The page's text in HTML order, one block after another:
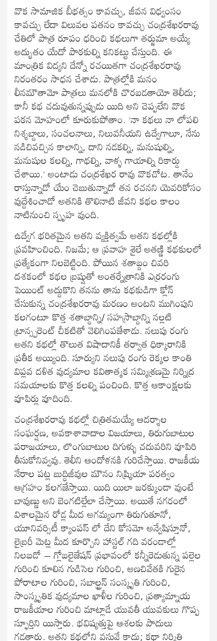
వొక సామాజిక బీభత్సం కావచ్చు, జీవన విధ్వంసం
కావచ్చు లేదా విలువల పతనం కావచ్చు చంద్రశేఖరరావు
చేతిలో పాత్ర రూపం ధరించి కథలుగా తర్జుమా అయ్యే
అద్భుతం యేదో పాఠకుల్ని కనికట్టు చేస్తుంది. ఈ
మాంత్రిక విద్యని దేన్నో రచయితగా చంద్రశేఖరరావు
నిరంతరం సాధన చేశాడు. పాత్రల్లోకి మనం
లీనమౌతామో పాత్రలు మనలోకి చొరబడతాయో తెలీదు;
కానీ కథ చదువుతున్నప్పుడు యిది అని చెప్పలేని వొక
పఠన మోహంలో కూరుకుపోతాం. ‘నా కథలు నా లోపలి
నిశ్శబ్దాలు, సంచలనాలు, నిలువనీయని ఉద్వేగాలూ, నేను
నడిచివచ్చిన కాలాన్ని, దాని నడకల్ని, మనుషుల్ని,
మనుషుల కలల్ని, గాథల్ని, వాళ్ళ గాయాల్ని రికార్డు
చేశాయి.’ అంటాడు చంద్రశేఖర రావు వొకచోట. తానేం
రాస్తున్నాడో యేం చెబుతున్నాడో తన రచనని యెవరికోసం
వుద్దేశించాడో అతనికి తొలినాటి జీవని కథల కాలం
నాటినుంచి స్పృహ వుంది.
ఉద్వేగ భరితమైన అతని వ్యక్తిత్వమే అతని కథల్లోకి
ప్రవహించింది. నిజమే; ఆ ప్రవాహ శైలే అతణ్ణి కథకులలో
ప్రత్యేకంగా నిలబెట్టింది. పోయిన శతాబ్దం చివరి
దశకంలో కథల బ్రష్షుతో అంతర్నేత్రానికి ఎర్రరంగు
పెయింట్ అద్దుకొని తనను తాను కథకుడిగా క్లోన్
చేసుకున్న చంద్రశేఖరరావు మరణం అంటని ముగింపుని
కలగంటూ కొత్త శతాబ్దాన్ని/ సహస్రాబ్దాన్ని నల్లటి
ట్రాన్స్పరెంట్ చీకటితో వెలిగింపజేశాడు. నలుపు రంగు
అతని కథల్లో తొలుత విషాదానికీ తర్వాత ధిక్కారానికి
ప్రతీక అయ్యింది. సూర్యుని నలుపు రంగు రెక్కల కాంతి
విప్లవ దళిత వుద్యమాల కవితాత్మక సమ్మిశ్రణమై నిర్నిద్ర
సమయాలకు కొత్త కలల్ని పంచింది. కొత్త ఆకాంక్షలకు
వూపిర్లు వూదింది.
చంద్రశేఖరరావు కథల్లో చిత్రితమయ్యే ఆదర్శాల
సంఘర్షణ, అవకాశావాదాల విజయాలు, తిరుగుబాటుల
పరాజయాలు, లొంగుబాటుల దిగుళ్ళు చదువరిని వూపిరి
తీసుకోనివ్వవు. తెలీని ఆందోళనకి గురిచేస్తాయి. రాజకీయ
నేరాల పట్ల బుద్ధిజీవుల మౌనం నిష్క్రియా పరత్వం
ఆగ్రహం కలగజేస్తాయి. యిది యిలా జరక్కుండా వుంటే
బావుణ్ణు అని బెంగటిల్లేలా చేస్తాయి. అయితే నగరంలో
విశాలమైన రోడ్ల మీద అగమ్యంగా తిరుగుతూనో,
యూనివర్సిటీ క్యాంపస్ లో దేని కోసమో అన్వేషిస్తూనో,
లైబ్రరీ మెట్ల మీద కూర్చొని హాస్టల్ గది వరండాల్లో
నిలబడో – గ్లోబలైజేషన్ ప్రభావంలో కన్నీరెడుతున్న పల్లెల
గురించి కూలిన గుడిసెల గురించి, అణచివేతకి గురైన
పోరాటాల గురించి, సబాల్ట్రన్ సంస్కృతి గురించి,
సాంస్కృతిక వుద్యమాల ఖాళీల గురించి, ప్రత్యామ్నాయ
రాజకీయాల గురించి మాట్లాడే యువతీ యువకులు గొప్ప
స్ఫూర్తిని యిస్తారు. భవిష్యత్తుపై ఆశలకు పాదులు
గడతారు. అతని కథల్లోని వస్తువే కాదు; కథా నిర్మితి